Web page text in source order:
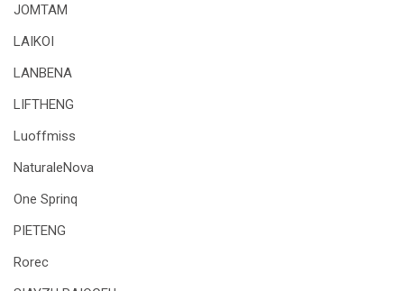
JOMTAM
LAIKOI
LANBENA
LIFTHENG
Luoffmiss
NaturaleNova
One Sprinq
PIETENG
Rorec